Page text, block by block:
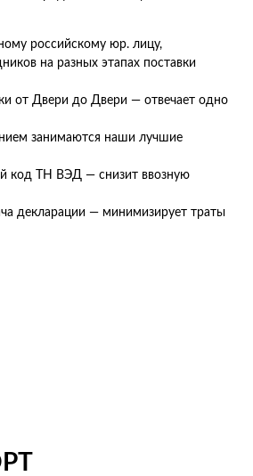
российскому юр. лицу,
на разных этапах поставки
от Двери до Двери — отвечает одно
занимаются наши лучшие
код ТН ВЭД — снизит ввозную
декларации — минимизирует траты